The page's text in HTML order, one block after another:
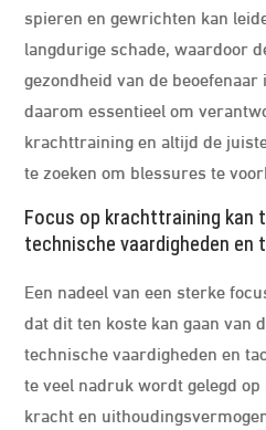
spieren en gewrichten kan
langdurige schade, waardoor
gezondheid van de
daarom essentieel om
krachttraining en altijd de
te zoeken om blessures te
Focus op krachttraining kan
technische vaardigheden en
Een nadeel van een sterke
dat dit ten koste kan gaan van
technische vaardigheden en
te veel nadruk wordt gelegd
kracht en